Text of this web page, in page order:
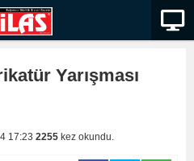
Yarışması
17:23 2255 kez okundu.